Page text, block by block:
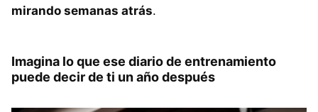
mirando semanas atrás.
Imagina lo que ese diario de entrenamiento
puede decir de ti un año después